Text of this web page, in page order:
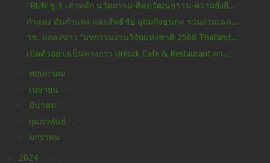
"RUN ชู 3 เสาหลัก นวัตกรรม-ศิลปวัฒนธรรม-ความยั่งยื...
กำแหง ตันกำแหง และสิทธิชัย อุดมกิจธนกุล ร่วมงานเฉล...
วช. แถลงข่าว “มหกรรมงานวิจัยแห่งชาติ 2568 Thailand...
เปิดตัวอย่างเป็นทางการ Unlock Cafe & Restaurant คา...
พฤษภาคม
เมษายน
มีนาคม
กุมภาพันธ์
มกราคม
2024